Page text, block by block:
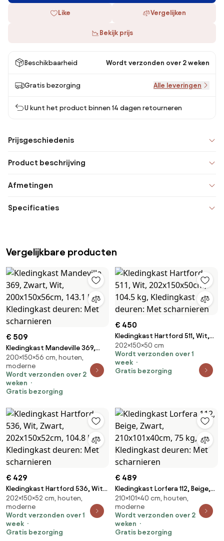
Like Vergelijken
Bekijk prijs
Beschikbaarheid Wordt verzonden over 2 weken
Gratis bezorging Alle leveringen
U kunt het product binnen 14 dagen retourneren
Prijsgeschiedenis
Product beschrijving
Afmetingen
Specificaties
Vergelijkbare producten
€ 509
Kledingkast Mandeville 369,
Zwart, Wit, 200x150x56cm,
143.1 kg, Kledingkast deuren:
Met scharnieren
200×150×56 cm, houten,
moderne
Wordt verzonden over 2
weken
Gratis bezorging
€ 450
Kledingkast Hartford 511, Wit,
202x150x50cm, 104.5 kg,
Kledingkast deuren: Met
scharnieren
202×150×50 cm
Wordt verzonden over 1
week
Gratis bezorging
€ 429
Kledingkast Hartford 536, Wit,
Zwart, 202x150x52cm, 104.8 kg,
Kledingkast deuren: Met
scharnieren
202×150×52 cm, houten,
moderne
Wordt verzonden over 1
week
Gratis bezorging
€ 489
Kledingkast Lorfera 112, Beige,
Zwart, 210x101x40cm, 75 kg,
Kledingkast deuren: Met
scharnieren
210×101×40 cm, houten,
moderne
Wordt verzonden over 2
weken
Gratis bezorging